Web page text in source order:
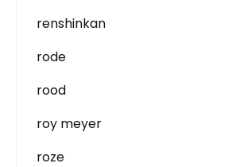
renshinkan
rode
rood
roy meyer
roze